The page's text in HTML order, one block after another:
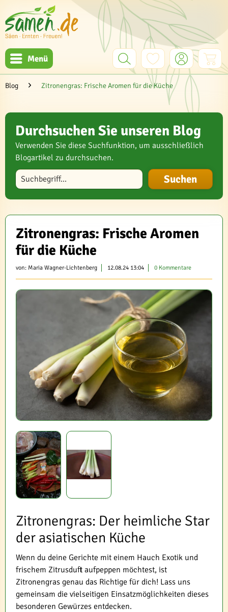
Menü
Blog Zitronengras: Frische Aromen für die Küche
Durchsuchen Sie unseren Blog
Verwenden Sie diese Suchfunktion, um ausschließlich
Blogartikel zu durchsuchen.
Blog durchsuchen
Zitronengras: Frische Aromen
für die Küche
von: Maria Wagner-Lichtenberg 12.08.24 13:04 0 Kommentare
Zitronengras: Der heimliche Star
der asiatischen Küche
Wenn du deine Gerichte mit einem Hauch Exotik und
frischem Zitrusduft aufpeppen möchtest, ist
Zitronengras genau das Richtige für dich! Lass uns
gemeinsam die vielseitigen Einsatzmöglichkeiten dieses
besonderen Gewürzes entdecken.